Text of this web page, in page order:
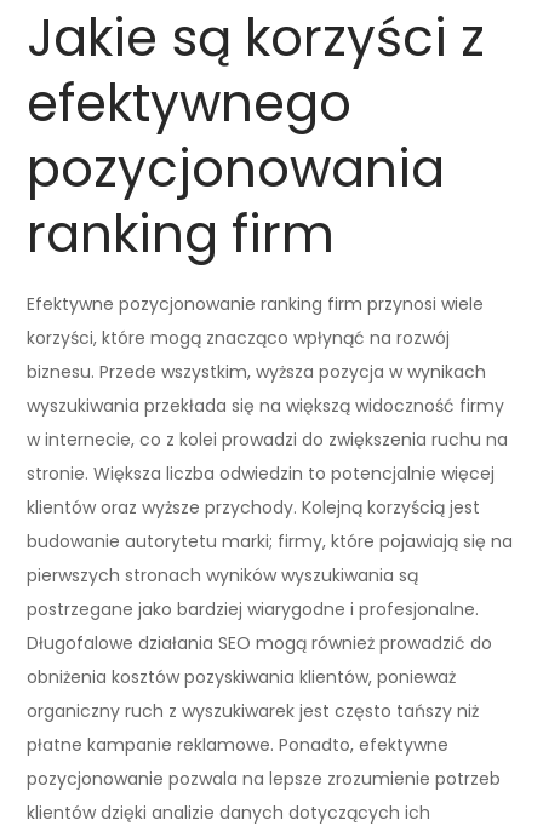
Jakie są korzyści z
efektywnego
pozycjonowania
ranking firm
Efektywne pozycjonowanie ranking firm przynosi wiele
korzyści, które mogą znacząco wpłynąć na rozwój
biznesu. Przede wszystkim, wyższa pozycja w wynikach
wyszukiwania przekłada się na większą widoczność firmy
w internecie, co z kolei prowadzi do zwiększenia ruchu na
stronie. Większa liczba odwiedzin to potencjalnie więcej
klientów oraz wyższe przychody. Kolejną korzyścią jest
budowanie autorytetu marki; firmy, które pojawiają się na
pierwszych stronach wyników wyszukiwania są
postrzegane jako bardziej wiarygodne i profesjonalne.
Długofalowe działania SEO mogą również prowadzić do
obniżenia kosztów pozyskiwania klientów, ponieważ
organiczny ruch z wyszukiwarek jest często tańszy niż
płatne kampanie reklamowe. Ponadto, efektywne
pozycjonowanie pozwala na lepsze zrozumienie potrzeb
klientów dzięki analizie danych dotyczących ich